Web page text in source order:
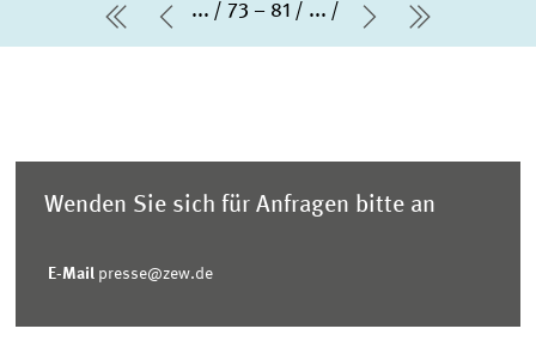
erste Seite
Vorherige Seite
... 73 – 81 ...
Nächste
letzte
Wenden Sie sich für Anfragen bitte an
E-Mail presse@zew.de